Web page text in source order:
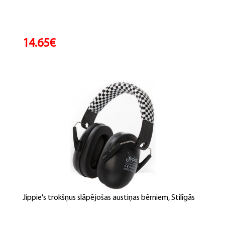
14.65€
Jippie's trokšņus slāpējošas austiņas bērniem, Stilīgās